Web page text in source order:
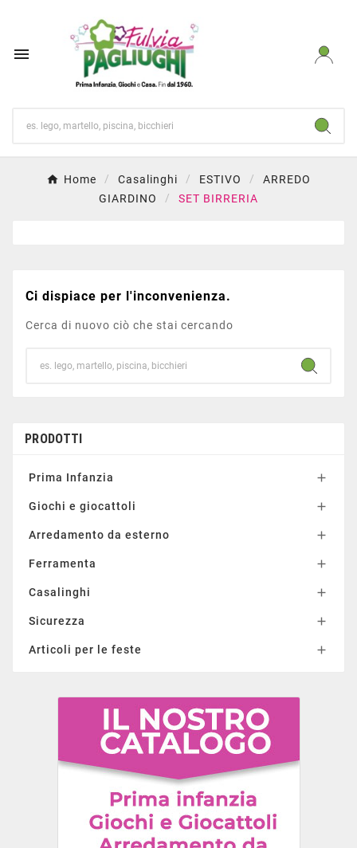

Home Casalinghi ESTIVO
ARREDO
GIARDINO
SET BIRRERIA
Ci dispiace per l'inconvenienza.
Cerca di nuovo ciò che stai cercando
PRODOTTI
Prima Infanzia 
Giochi e giocattoli 
Arredamento da esterno 
Ferramenta 
Casalinghi 
Sicurezza 
Articoli per le feste 